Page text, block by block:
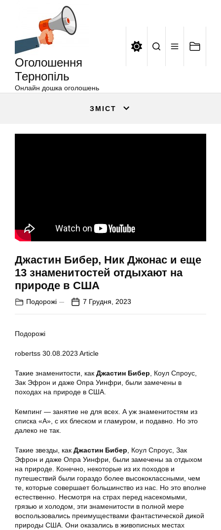
Оголошення
Тернопіль
Онлайн дошка оголошень
ЗМІСТ
Джастин Бибер, Ник Джонас и еще
13 знаменитостей отдыхают на
природе в США
Подорожі 7 Грудня, 2023
Подорожі
robertss 30.08.2023 Article
Такие знаменитости, как Джастин Бибер, Коул Спроус,
Зак Эфрон и даже Опра Уинфри, были замечены в
походах на природе в США.
Кемпинг — занятие не для всех. А уж знаменитостям из
списка «А», с их блеском и гламуром, и подавно. Но это
далеко не так.
Такие звезды, как Джастин Бибер, Коул Спроус, Зак
Эфрон и даже Опра Уинфри, были замечены за отдыхом
на природе. Конечно, некоторые из их походов и
путешествий были гораздо более высококлассными, чем
те, которые совершает большинство из нас. Но это вполне
естественно. Несмотря на страх перед насекомыми,
грязью и холодом, эти знаменитости в полной мере
воспользовались преимуществами фантастической дикой
природы США. Они оказались в живописных местах